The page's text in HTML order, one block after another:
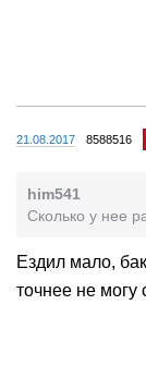
21.08.2017 8588516
him541
Сколько у нее
Ездил мало,
точнее не могу